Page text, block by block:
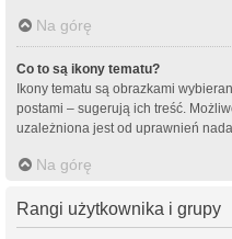
Na górę
Co to są ikony tematu?
Ikony tematu są obrazkami
postami – sugerują ich treść.
uzależniona jest od uprawnień
Na górę
Rangi użytkownika i grupy